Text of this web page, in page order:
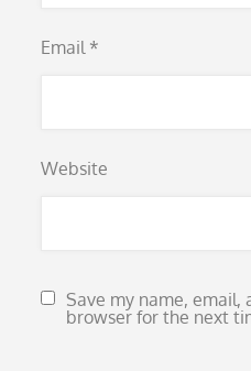
Email *
Website
Save my name, email,
browser for the next